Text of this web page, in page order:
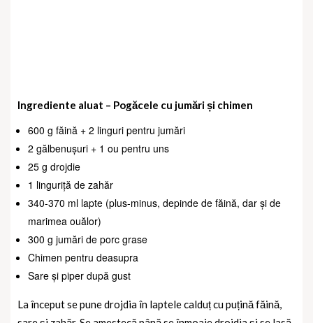
Ingrediente aluat – Pogăcele cu jumări și chimen
600 g făină + 2 linguri pentru jumări
2 gălbenușuri + 1 ou pentru uns
25 g drojdie
1 linguriță de zahăr
340-370 ml lapte (plus-minus, depinde de făină, dar și de
marimea ouălor)
300 g jumări de porc grase
Chimen pentru deasupra
Sare și piper după gust
La început se pune drojdia în laptele calduț cu puțină făină,